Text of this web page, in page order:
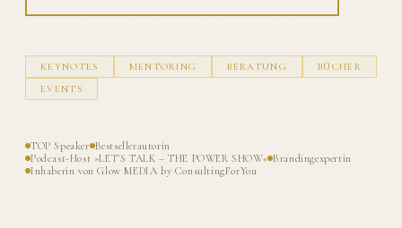
KEYNOTES MENTORING BERATUNG
BÜCHER
EVENTS
TOP Speaker Bestsellerautorin
Podcast-Host »LET'S TALK – THE POWER SHOW« Brandingexpertin
Inhaberin von Glow MEDIA by ConsultingForYou